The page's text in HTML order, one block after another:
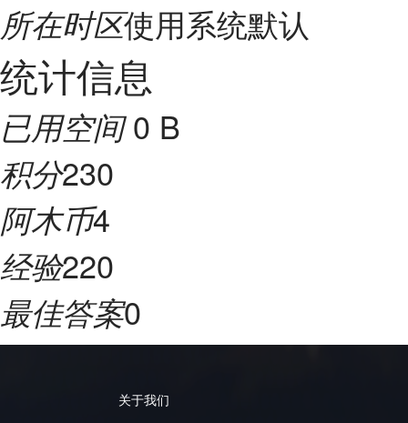
所在时区使用系统默认
统计信息
已用空间0 B
积分230
阿木币4
经验220
最佳答案0
关于我们